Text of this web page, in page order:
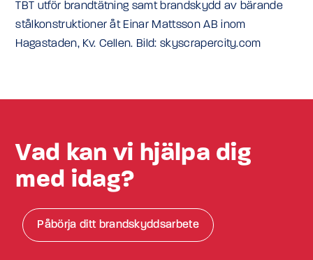
TBT utför brandtätning samt brandskydd av bärande
stålkonstruktioner åt Einar Mattsson AB inom
Hagastaden, Kv. Cellen. Bild: skyscrapercity.com
Vad kan vi hjälpa dig
med idag?
Påbörja ditt brandskyddsarbete